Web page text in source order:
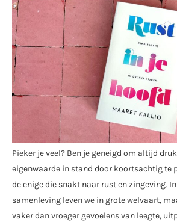
Pieker je veel? Ben je geneigd om altijd
eigenwaarde in stand door koortsachtig te
de enige die snakt naar rust en zingeving.
samenleving leven we in grote welvaart,
vaker dan vroeger gevoelens van leegte,